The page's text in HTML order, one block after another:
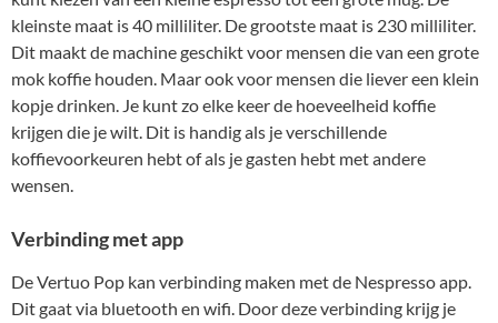
kleinste maat is 40 milliliter. De grootste maat is 230 milliliter.
Dit maakt de machine geschikt voor mensen die van een grote
mok koffie houden. Maar ook voor mensen die liever een klein
kopje drinken. Je kunt zo elke keer de hoeveelheid koffie
krijgen die je wilt. Dit is handig als je verschillende
koffievoorkeuren hebt of als je gasten hebt met andere
wensen.
Verbinding met app
De Vertuo Pop kan verbinding maken met de Nespresso app.
Dit gaat via bluetooth en wifi. Door deze verbinding krijg je